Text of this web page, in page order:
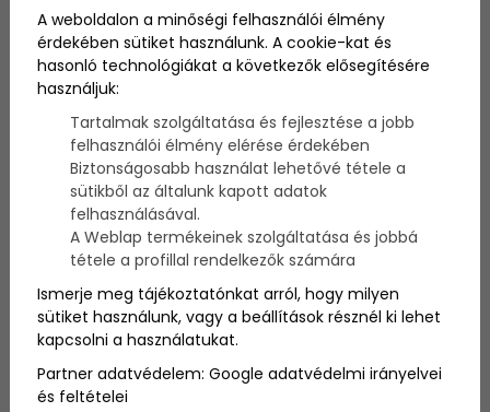
A világ legdrágább szobrát
Steven Cohen amerikai
milliárdos vette meg
Szerző:admin
2015. június 10.
Alberto Giacometti Amutató embercímű alkotása a
világ legdrágábbszobra, amit egyameikai
milliárdosvett meg.
A weboldalon a minőségi felhasználói élmény
érdekében sütiket használunk. A cookie-kat és
hasonló technológiákat a következők elősegítésére
használjuk:
Tartalmak szolgáltatása és fejlesztése a jobb
felhasználói élmény elérése érdekében
Biztonságosabb használat lehetővé tétele a
sütikből az általunk kapott adatok
felhasználásával.
A Weblap termékeinek szolgáltatása és jobbá
tétele a profillal rendelkezők számára
Ismerje meg tájékoztatónkat arról, hogy milyen
sütiket használunk, vagy a beállítások résznél ki lehet
kapcsolni a használatukat.
Partner adatvédelem: Google adatvédelmi irányelvei
és feltételei